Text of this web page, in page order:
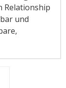
Relationship
und